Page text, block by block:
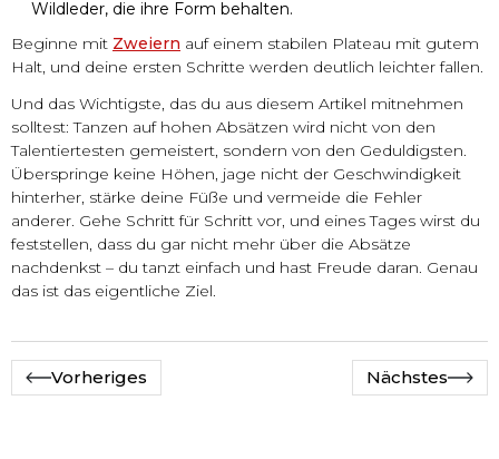
Wildleder, die ihre Form behalten.
Beginne mit Zweiern auf einem stabilen Plateau mit gutem
Halt, und deine ersten Schritte werden deutlich leichter fallen.
Und das Wichtigste, das du aus diesem Artikel mitnehmen
solltest: Tanzen auf hohen Absätzen wird nicht von den
Talentiertesten gemeistert, sondern von den Geduldigsten.
Überspringe keine Höhen, jage nicht der Geschwindigkeit
hinterher, stärke deine Füße und vermeide die Fehler
anderer. Gehe Schritt für Schritt vor, und eines Tages wirst du
feststellen, dass du gar nicht mehr über die Absätze
nachdenkst – du tanzt einfach und hast Freude daran. Genau
das ist das eigentliche Ziel.
Vorheriges Nächstes